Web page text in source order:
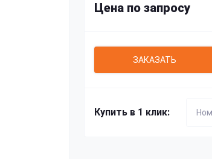
Цена по запросу
ЗАКАЗАТЬ
Купить в 1 клик: